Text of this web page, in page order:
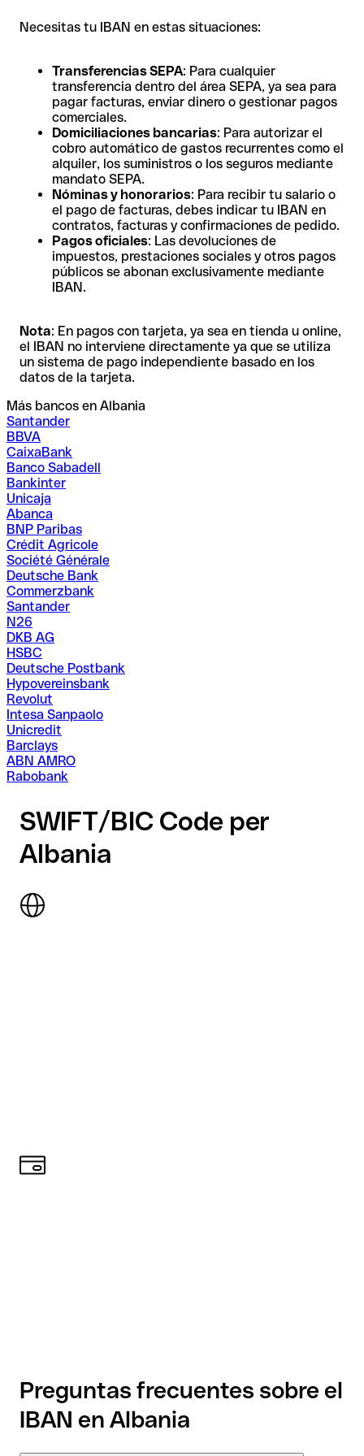
Necesitas tu IBAN en estas situaciones:
Transferencias SEPA: Para cualquier
transferencia dentro del área SEPA, ya sea para
pagar facturas, enviar dinero o gestionar pagos
comerciales.
Domiciliaciones bancarias: Para autorizar el
cobro automático de gastos recurrentes como el
alquiler, los suministros o los seguros mediante
mandato SEPA.
Nóminas y honorarios: Para recibir tu salario o
el pago de facturas, debes indicar tu IBAN en
contratos, facturas y confirmaciones de pedido.
Pagos oficiales: Las devoluciones de
impuestos, prestaciones sociales y otros pagos
públicos se abonan exclusivamente mediante
IBAN.
Nota: En pagos con tarjeta, ya sea en tienda u online,
el IBAN no interviene directamente ya que se utiliza
un sistema de pago independiente basado en los
datos de la tarjeta.
Más bancos en Albania
Santander
BBVA
CaixaBank
Banco Sabadell
Bankinter
Unicaja
Abanca
BNP Paribas
Crédit Agricole
Société Générale
Deutsche Bank
Commerzbank
Santander
N26
DKB AG
HSBC
Deutsche Postbank
Hypovereinsbank
Revolut
Intesa Sanpaolo
Unicredit
Barclays
ABN AMRO
Rabobank
SWIFT/BIC Code per
Albania
Preguntas frecuentes sobre el
IBAN en Albania